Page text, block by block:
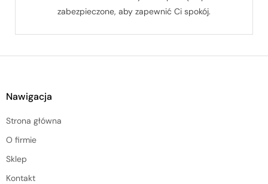
zabezpieczone, aby zapewnić Ci spokój.
Nawigacja
Strona główna
O firmie
Sklep
Kontakt